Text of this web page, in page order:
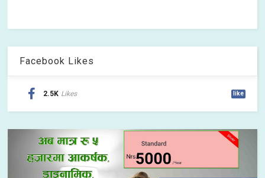
Facebook Likes
2.5K Likes like